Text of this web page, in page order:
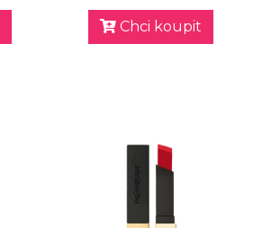
Chci koupit